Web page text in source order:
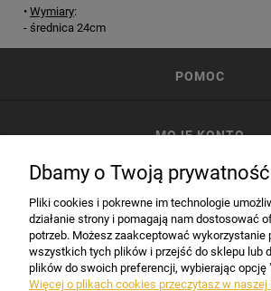
• Wymiary:
- średnica 24cm
POMOC
MOJE KONTO
INFORMACJE
Dbamy o Twoją prywatność
Pliki cookies i pokrewne im technologie
działanie strony i pomagają nam dostosować
potrzeb. Możesz zaakceptować wykorzystanie
wszystkich tych plików i przejść do sklepu lub
plików do swoich preferencji, wybierając opcję
Więcej o plikach cookies przeczytasz w naszej